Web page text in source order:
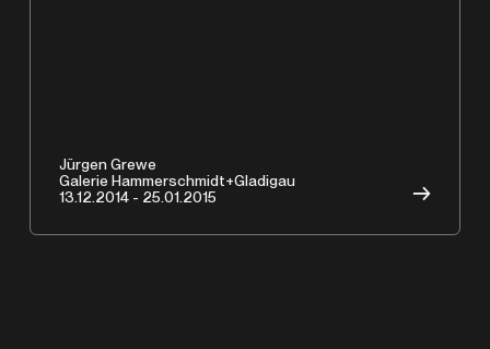
Jürgen Grewe
Galerie Hammerschmidt+Gladigau
13.12.2014 - 25.01.2015
→